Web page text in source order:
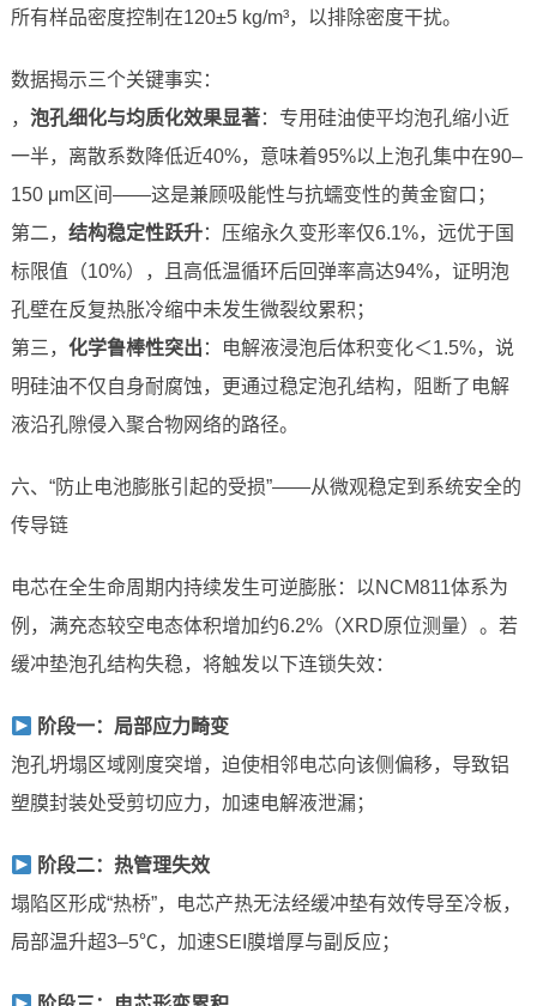
所有样品密度控制在120±5 kg/m³，以排除密度干扰。
数据揭示三个关键事实：
， 泡孔细化与均质化效果显著：专用硅油使平均泡孔缩小近
一半，离散系数降低近40%，意味着95%以上泡孔集中在90–
150 μm区间——这是兼顾吸能性与抗蠕变性的黄金窗口；
第二， 结构稳定性跃升：压缩永久变形率仅6.1%，远优于国
标限值（10%），且高低温循环后回弹率高达94%，证明泡
孔壁在反复热胀冷缩中未发生微裂纹累积；
第三， 化学鲁棒性突出 ：电解液浸泡后体积变化＜1.5%，说
明硅油不仅自身耐腐蚀，更通过稳定泡孔结构，阻断了电解
液沿孔隙侵入聚合物网络的路径。
六、“防止电池膨胀引起的受损”——从微观稳定到系统安全的
传导链
电芯在全生命周期内持续发生可逆膨胀：以NCM811体系为
例，满充态较空电态体积增加约6.2%（XRD原位测量）。若
缓冲垫泡孔结构失稳，将触发以下连锁失效：
阶段一：局部应力畸变
泡孔坍塌区域刚度突增，迫使相邻电芯向该侧偏移，导致铝
塑膜封装处受剪切应力，加速电解液泄漏；
阶段二：热管理失效
塌陷区形成“热桥”，电芯产热无法经缓冲垫有效传导至冷板，
局部温升超3–5℃，加速SEI膜增厚与副反应；